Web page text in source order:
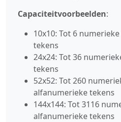
Capaciteitvoorbeelden:
10x10: Tot 6
tekens
24x24: Tot 36
tekens
52x52: Tot 260
alfanumerieke tekens
144x144: Tot 3116
alfanumerieke tekens